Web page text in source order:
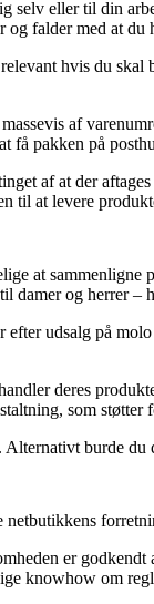
selv eller til din
falder med at
hvis du skal
af
få pakken på
af at der
til at levere
at
damer og herrer –
udsalg på
deres
som støtter
burde
er
knowhow om